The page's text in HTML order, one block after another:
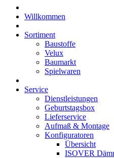
Willkommen
Sortiment
Baustoffe
Velux
Baumarkt
Spielwaren
Service
Dienstleistungen
Geburtstagsbox
Lieferservice
Aufmaß & Montage
Konfiguratoren
Übersicht
ISOVER